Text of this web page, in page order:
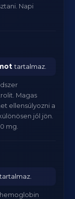
Napi
tartalmaz.
Magas
ellensúlyozni a
jól jön.
mg.